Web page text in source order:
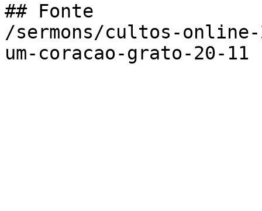
## Fonte
/sermons/cultos-
um-coracao-grato-20-11